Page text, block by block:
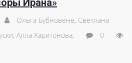
Ирана»
Ольга Бубновене, Светлана
Алла Харитонова,
0